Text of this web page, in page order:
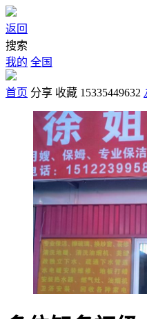
返回
搜索
我的 全国
首页 分享 收藏 15335449632